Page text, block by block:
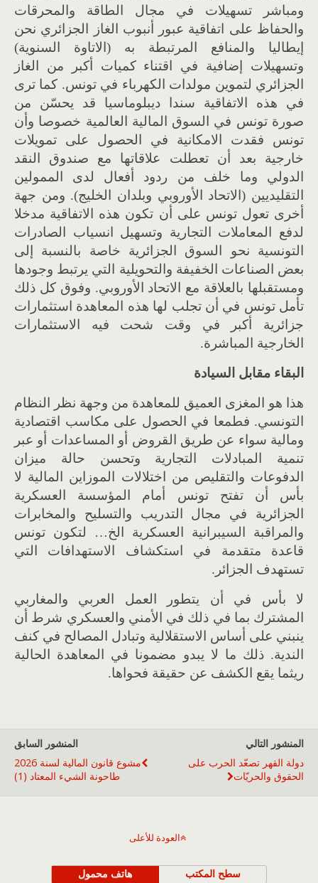
ومباشر تسهيلات في مجال الطاقة والمحرقات
والحفاظ على اتفاقية عبور أنبوب الغاز الجزائري نحن
إيطاليا والمنافع المرتبطة به (الاتاوة السنوية)
وتسهيلات إضافية في اقتناء كميات أكبر من الغاز
الجزائري لتموين مولدات الكهرباء في تونس. كما ترى
في هذه الاتفاقية سندا ديبلوماسيا قد يحسّن من
صورة تونس في السوق المالية العالمية خصوصا وأن
تونس فقدت الامكانية في الحصول على تمويلات
خارجية بعد أن تعطلت علاقاتها مع صندوق النقد
الدولي وما خلف من ردود أفعال لدى الممولين
التقليديين (الاتحاد الأوروبي وبلدان الخليج). ومن جهة
أخرى تعول تونس على أن تكون هذه الاتفاقية مدخلا
لدفع المعاملات التجارية وتسهيل انسياب الصادرات
التونسية نحو السوق الجزائرية خاصة بالنسبة إلى
بعض الصناعات الخفيفة والتحويلية التي يرتبط وجودها
ومستقبلها بالعلاقة مع الاتحاد الأوروبي. وفوق كل ذلك
تأمل تونس في أن تجلب لها هذه المعاهدة استثمارات
جزائرية أكبر في وقت شحت فيه الاستثمارات
الخارجية المباشرة.
البقاء مقابل السيادة
هذا هو المغزى العميق للمعاهدة من وجهة نظر النظام
التونسي. فطمعا في الحصول على مكاسب اقتصادية
ومالية سواء عن طريق القروض أو المساعدات أو عبر
تنمية المبادلات التجارية وتحسن حالة ميزان
الدفوعات والتقليص من اختلالات الموزاين المالية لا
بأس أن تفتح تونس أمام المؤسسة العسكرية
الجزائرية في مجال التدريب والتسليح والمخابرات
والمراقبة السيبرانية العسكرية الخ… لتكون تونس
قاعدة متقدمة في استكشاف الاستهدافات التي
تستهدف الجزائر.
لا بأس في أن يتطور العمل العربي والمغاربي
المشترك بما في ذلك في الأمني والعسكري شرط أن
ينبني على أساس الاستقلالية وتبادل المصالح في كنف
الندية. ذلك ما لا يبدو مضمونا في المعاهدة الحالية
ريثما يقع الكشف عن حقيقة فحواها.
المنشور السابق
مشوع قانون المالية لسنة 2026
طاحونة الشيء المعتاد (1)
المنشور التالي
دولة القهر تصعّد الحرب على
الحقوق والحريّات
العودة للأعلى
هاتف محمول سطح المكتب